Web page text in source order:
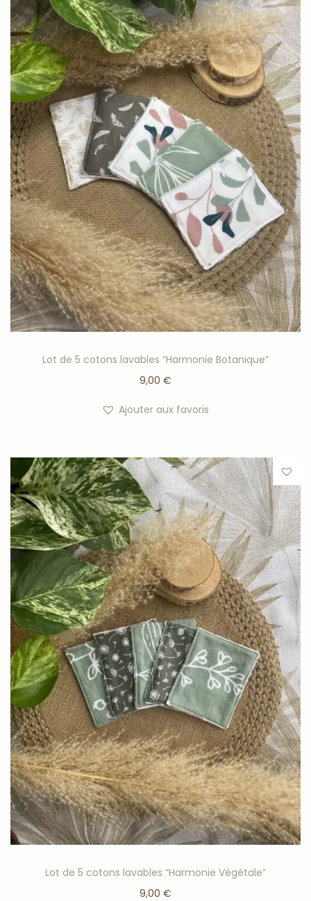
Lot de 5 cotons lavables “Harmonie Botanique”
9,00 €
Ajouter aux favoris
Lot de 5 cotons lavables “Harmonie Végétale”
9,00 €